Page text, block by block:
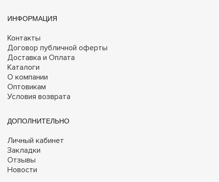
ИНФОРМАЦИЯ
Контакты
Договор публичной оферты
Доставка и Оплата
Каталоги
О компании
Оптовикам
Условия возврата
ДОПОЛНИТЕЛЬНО
Личный кабинет
Закладки
Отзывы
Новости